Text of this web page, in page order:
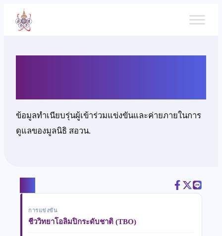
เนื้อหา
ข้อมูลทำเนียบรุ่นผู้เข้าร่วมแข่งขันและค่ายภายในการ
ดูแลของมูลนิธิ สอวน.
การแข่งขัน
ชีววิทยาโอลิมปิกระดับชาติ (TBO)